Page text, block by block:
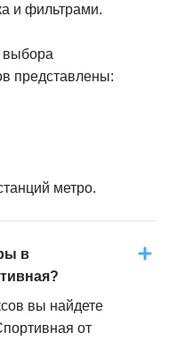
и фильтрами.
выбора
представлены:
метро.
в
вы найдете
от